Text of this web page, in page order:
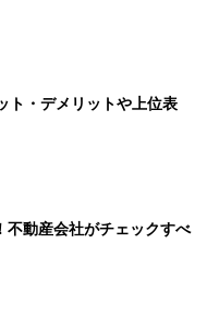
ト・デメリットや上位表
動産会社がチェックすべ